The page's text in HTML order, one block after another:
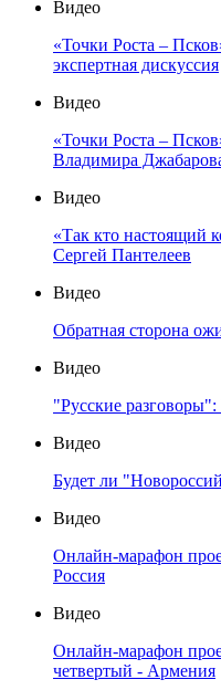
Видео
«Точки Роста –
экспертная дискуссия
Видео
«Точки Роста –
Владимира
Видео
«Так кто настоящий
Сергей Пантелеев
Видео
Обратная сторона
Видео
"Русские
Видео
Будет ли
Видео
Онлайн-марафон
Россия
Видео
Онлайн-марафон
четвертый - Армения